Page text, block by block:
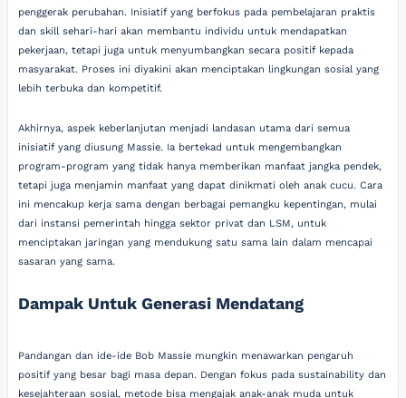
penggerak perubahan. Inisiatif yang berfokus pada pembelajaran praktis
dan skill sehari-hari akan membantu individu untuk mendapatkan
pekerjaan, tetapi juga untuk menyumbangkan secara positif kepada
masyarakat. Proses ini diyakini akan menciptakan lingkungan sosial yang
lebih terbuka dan kompetitif.
Akhirnya, aspek keberlanjutan menjadi landasan utama dari semua
inisiatif yang diusung Massie. Ia bertekad untuk mengembangkan
program-program yang tidak hanya memberikan manfaat jangka pendek,
tetapi juga menjamin manfaat yang dapat dinikmati oleh anak cucu. Cara
ini mencakup kerja sama dengan berbagai pemangku kepentingan, mulai
dari instansi pemerintah hingga sektor privat dan LSM, untuk
menciptakan jaringan yang mendukung satu sama lain dalam mencapai
sasaran yang sama.
Dampak Untuk Generasi Mendatang
Pandangan dan ide-ide Bob Massie mungkin menawarkan pengaruh
positif yang besar bagi masa depan. Dengan fokus pada sustainability dan
kesejahteraan sosial, metode bisa mengajak anak-anak muda untuk